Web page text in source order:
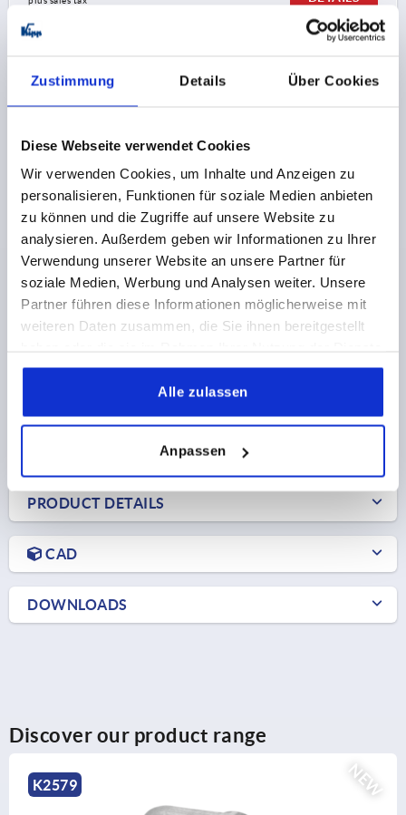
Zustimmung Details Über Cookies
Diese Webseite verwendet Cookies
Wir verwenden Cookies, um Inhalte und Anzeigen zu
personalisieren, Funktionen für soziale Medien anbieten
zu können und die Zugriffe auf unsere Website zu
analysieren. Außerdem geben wir Informationen zu Ihrer
Verwendung unserer Website an unsere Partner für
soziale Medien, Werbung und Analysen weiter. Unsere
Partner führen diese Informationen möglicherweise mit
weiteren Daten zusammen, die Sie ihnen bereitgestellt
gesammelt haben.
Alle zulassen
Anpassen
TUBE CLAMP JOINT BLOCK WITH INTERNAL
TOOTHING FOR RND. TUBES A=30, THERMOPLASTIC,
COMP:STEEL GALVANIZED
INTERNAL DIAMETER=30 C=16,5 D=8,1 E=45
F=40
G=40
H=43 K=22,5 L=95,5 N=6,5 P=28,5
S=M8X25
T=M8-DIN 985
plus sales tax
plus shipping costs
DETAILS
PRODUCT DETAILS
CAD
DOWNLOADS
Discover our product range